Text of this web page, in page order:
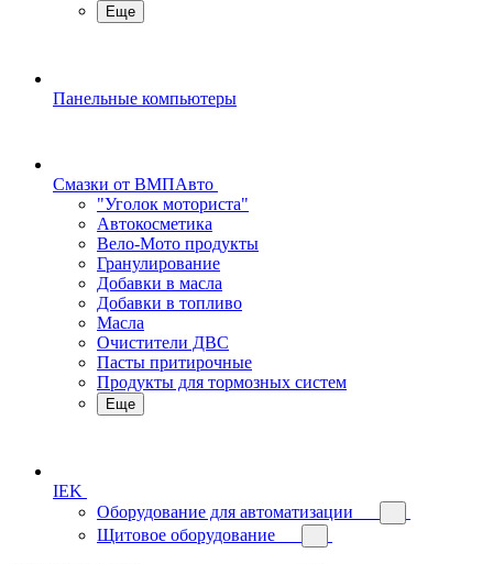
Еще
Панельные компьютеры
Смазки от ВМПАвто
"Уголок моториста"
Автокосметика
Вело-Мото продукты
Гранулирование
Добавки в масла
Добавки в топливо
Масла
Очистители ДВС
Пасты притирочные
Продукты для тормозных систем
Еще
IEK
Оборудование для автоматизации
Щитовое оборудование